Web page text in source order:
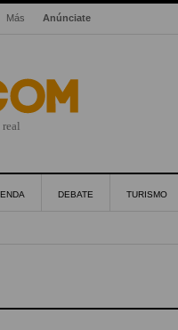
Más Anúnciate
DEBATE TURISMO